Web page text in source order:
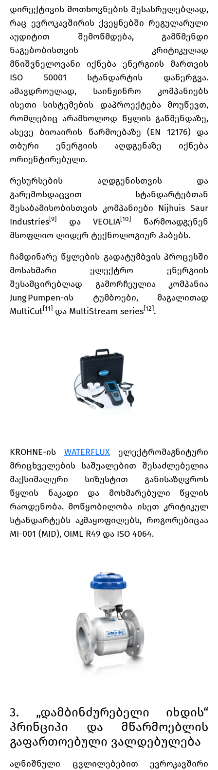
დირექტივის მოთხოვნების შესასრულებლად,
რაც ევროკავშირის ქვეყნებში რეგულარული
აუდიტით შემოწმდება, გამწმენდი
ნაგებობისთვის კრიტიკულად
მნიშვნელოვანი იქნება ენერგიის მართვის
ISO 50001 სტანდარტის დანერგვა.
ამავდროულად, საინჟინრო კომპანიებს
ისეთი სისტემების დაპროექტება მოუწევთ,
რომლებიც არამხოლოდ წყლის გაწმენდაზე,
ასევე ბიოაირის წარმოებაზე (EN 12176) და
თბური ენერგიის აღდგენაზე იქნება
ორიენტირებული.
რესურსების აღდგენისთვის და
გარემოსდაცვით სტანდარტებთან
შესაბამისობისთვის კომპანიები Nijhuis Saur
Industries[9] და VEOLIA[10]
წარმოადგენენ
მსოფლიო ლიდერ ტექნოლოგიურ ჰაბებს.
ჩამდინარე წყლების გადატუმბვის პროცესში
მოსახმარი ელექტრო ენერგიის
შესამცირებლად გამორჩეულია კომპანია
Jung Pumpen-ის ტუმბოები, მაგალითად
MultiCut[11] და MultiStream series[12].
KROHNE-ის WATERFLUX ელექტრომაგნიტური
მრიცხველების საშუალებით შესაძლებელია
მაქსიმალური სიზუსტით განისაზღვროს
წყლის ნაკადი და მოხმარებული წყლის
რაოდენობა. მოწყობილობა ისეთ კრიტიკულ
სტანდარტებს აკმაყოფილებს, როგორებიცაა
MI-001 (MID), OIML R49 და ISO 4064.
3. „დამბინძურებელი იხდის“
პრინციპი და მწარმოებლის
გაფართოებული ვალდებულება
აღნიშნული ცვლილებებით ევროკავშირი